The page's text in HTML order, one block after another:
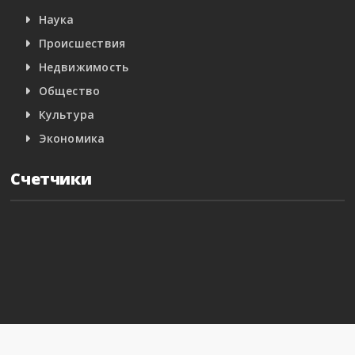
Наука
Происшествия
Недвижимость
Общество
Культура
Экономика
Счетчики